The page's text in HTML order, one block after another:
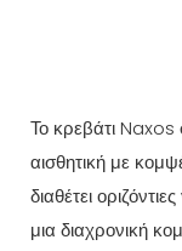
Το κρεβάτι Naxos
αισθητική με
διαθέτει
μια διαχρονική